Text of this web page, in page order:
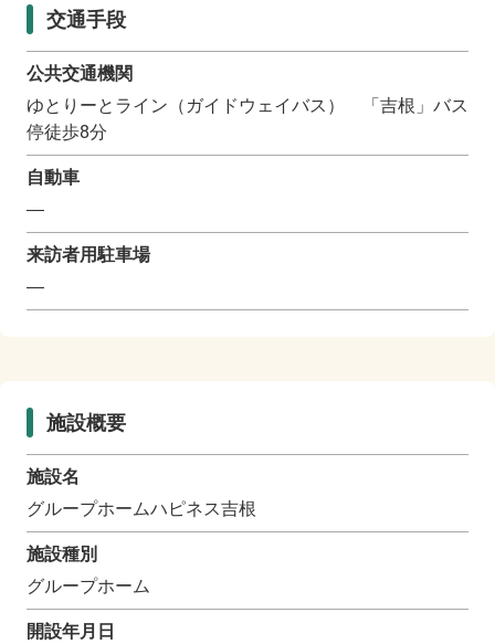
交通手段
公共交通機関
ゆとりーとライン（ガイドウェイバス） 「吉根」バス
停徒歩8分
自動車
―
来訪者用駐車場
―
施設概要
施設名
グループホームハピネス吉根
施設種別
グループホーム
開設年月日